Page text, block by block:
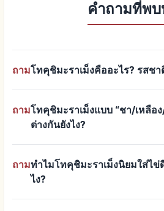
คำถามที่พบ
ถามโทคุชิมะราเม็งคืออะไร? รสช
ถามโทคุชิมะราเม็งแบบ “ชา/เหลือ
ต่างกันยังไง?
ถามทำไมโทคุชิมะราเม็งนิยมใส่ไข่
ไง?